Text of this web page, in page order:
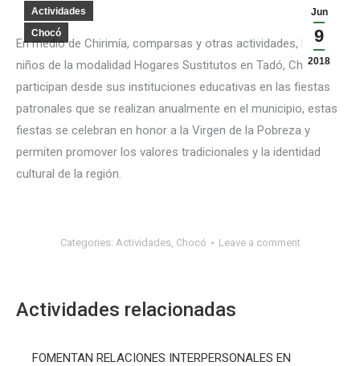
Jun
9
2018
Actividades
Chocó
En medio de Chirimía, comparsas y otras actividades, los
niños de la modalidad Hogares Sustitutos en Tadó, Chocó,
participan desde sus instituciones educativas en las fiestas
patronales que se realizan anualmente en el municipio, estas
fiestas se celebran en honor a la Virgen de la Pobreza y
permiten promover los valores tradicionales y la identidad
cultural de la región.
Categories: Actividades, Chocó Leave a comment
Actividades relacionadas
FOMENTAN RELACIONES INTERPERSONALES EN